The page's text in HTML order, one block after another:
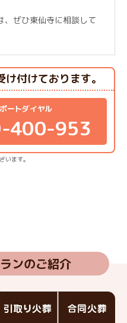
、ぜひ東仙寺に相談して
ートダイヤル
400-953
付けております。
います。
ンのご紹介